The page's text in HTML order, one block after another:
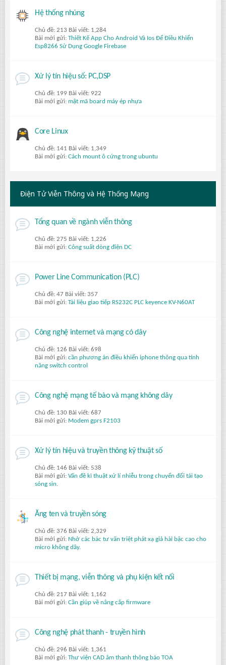
Hệ thống nhúng
Chủ đề: 213 Bài viết: 1,284
Bài mới gửi: Thiết Kế App Cho Android Và Ios Để Điều Khiển
Esp8266 Sử Dụng Google Firebase
Xử lý tín hiệu số: PC,DSP
Chủ đề: 199 Bài viết: 922
Bài mới gửi: mật mã board máy ép nhựa
Core Linux
Chủ đề: 141 Bài viết: 1,349
Bài mới gửi: Cách mount ô cứng trong ubuntu
Điện Tử Viễn Thông và Hệ Thống Mạng
Tổng quan về ngành viễn thông
Chủ đề: 275 Bài viết: 1,226
Bài mới gửi: Công suất dòng điện DC
Power Line Communication (PLC)
Chủ đề: 47 Bài viết: 357
Bài mới gửi: Tài liệu giao tiếp RS232C PLC keyence KV-N60AT
Công nghệ internet và mạng có dây
Chủ đề: 126 Bài viết: 698
Bài mới gửi: cần phương án điều khiển iphone thông qua tính
năng switch control
Công nghệ mạng tế bào và mạng không dây
Chủ đề: 130 Bài viết: 687
Bài mới gửi: Modem gprs F2103
Xử lý tín hiệu và truyền thông kỹ thuật số
Chủ đề: 146 Bài viết: 538
Bài mới gửi: Vấn đề kĩ thuật xử lí nhiễu trong chuyển đổi tái tạo
sóng sin.
Ăng ten và truyền sóng
Chủ đề: 376 Bài viết: 2,329
Bài mới gửi: Nhờ các bác tư vấn triệt phát xạ giả hài bậc cao cho
micro không dây.
Thiết bị mạng, viễn thông và phụ kiện kết nối
Chủ đề: 217 Bài viết: 1,162
Bài mới gửi: Cần giúp về nâng cấp firmware
Công nghệ phát thanh - truyền hình
Chủ đề: 296 Bài viết: 1,361
Bài mới gửi: Thư viện CAD âm thanh thông báo TOA